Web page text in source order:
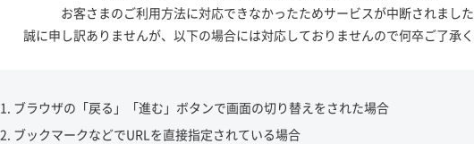
お客さまのご利用方法に対応できなかったためサービスが中断されました
誠に申し訳ありませんが、 以下の場合には対応しておりませんので何卒ご了承く
ブラウザの「戻る」「進む」ボタンで画面の切り替えをされた場合
ブックマークなどでURLを直接指定されている場合